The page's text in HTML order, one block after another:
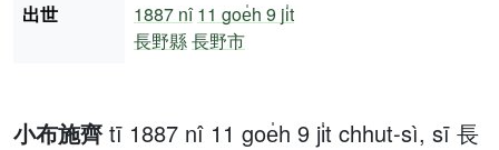
小布施齊tī 1887 nî 11 goe̍h 9 ji̍t chhut-sì, sī 長
出世 1887 nî 11 goe̍h 9 ji̍t
長野縣長野市